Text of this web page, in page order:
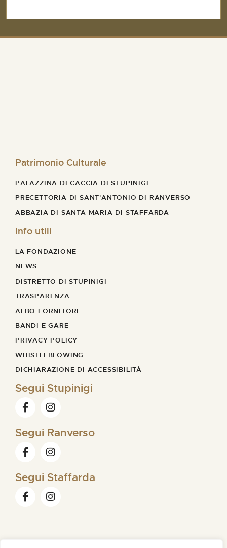
Patrimonio Culturale
PALAZZINA DI CACCIA DI STUPINIGI
PRECETTORIA DI SANT'ANTONIO DI RANVERSO
ABBAZIA DI SANTA MARIA DI STAFFARDA
Info utili
LA FONDAZIONE
NEWS
DISTRETTO DI STUPINIGI
TRASPARENZA
ALBO FORNITORI
BANDI E GARE
PRIVACY POLICY
WHISTLEBLOWING
DICHIARAZIONE DI ACCESSIBILITÀ
Segui Stupinigi
Segui Ranverso
Segui Staffarda